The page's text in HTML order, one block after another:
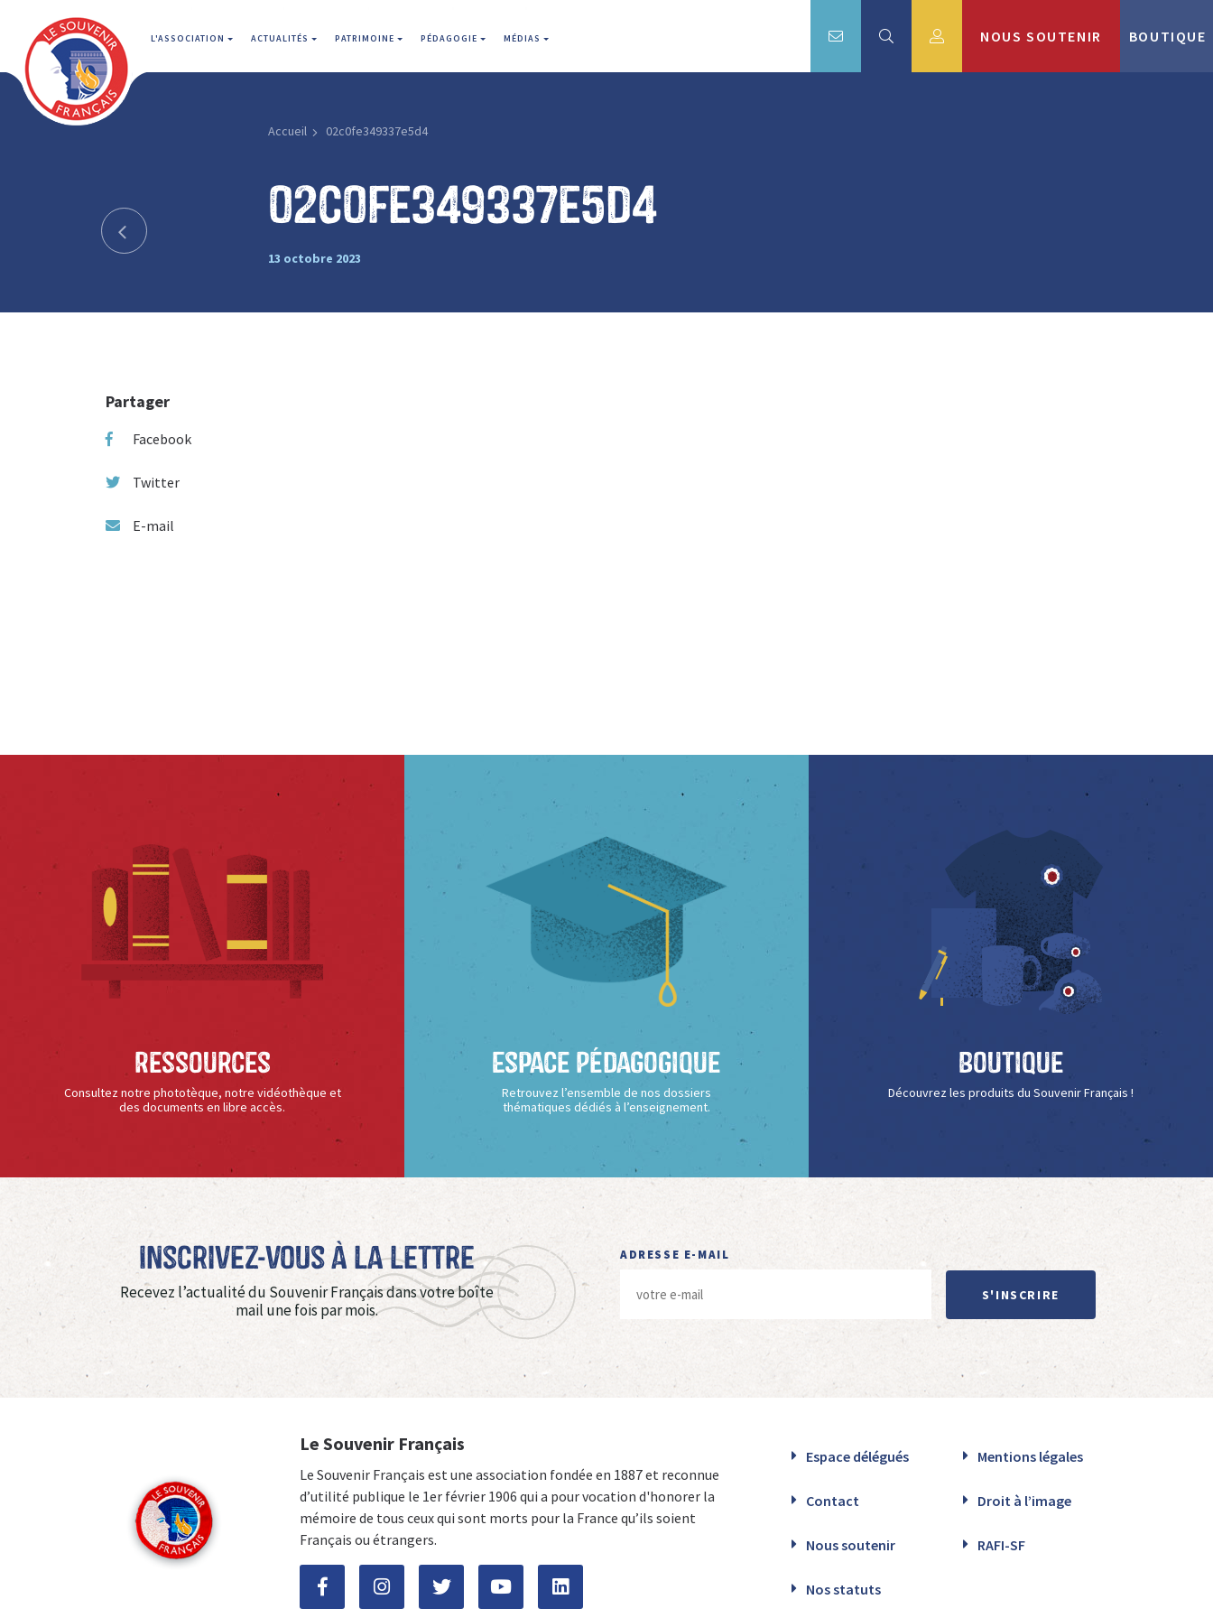
L'ASSOCIATION ACTUALITÉS PATRIMOINE PÉDAGOGIE MÉDIAS NOUS SOUTENIR BOUTIQUE
Accueil 02c0fe349337e5d4
02c0fe349337e5d4
13 octobre 2023
Partager
Facebook
Twitter
E-mail
Ressources
Consultez notre phototèque, notre vidéothèque et
des documents en libre accès.
Espace Pédagogique
Retrouvez l’ensemble de nos dossiers
thématiques dédiés à l’enseignement.
Boutique
Découvrez les produits du Souvenir Français !
Inscrivez-vous à La Lettre
Recevez l’actualité du Souvenir Français dans votre boîte
mail une fois par mois.
ADRESSE E-MAIL
S'INSCRIRE
Le Souvenir Français
Le Souvenir Français est une association fondée en 1887 et reconnue
d’utilité publique le 1er février 1906 qui a pour vocation d'honorer la
mémoire de tous ceux qui sont morts pour la France qu’ils soient
Français ou étrangers.
Espace délégués Mentions légales
Contact Droit à l’image
Nous soutenir RAFI-SF
Nos statuts